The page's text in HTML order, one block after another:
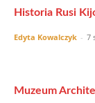
Historia Rusi
Edyta Kowalczyk - 7
Muzeum